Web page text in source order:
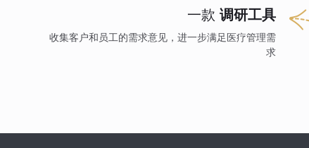
一款 调研工具
收集客户和员工的需求意见，进一步满足医疗管理需
求